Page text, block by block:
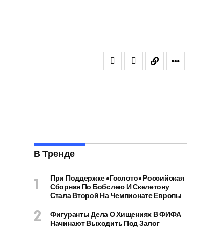
В Тренде
При Поддержке «Гослото» Российская
Сборная По Бобслею И Скелетону
Стала Второй На Чемпионате Европы
Фигуранты Дела О Хищениях В ФИФА
Начинают Выходить Под Залог